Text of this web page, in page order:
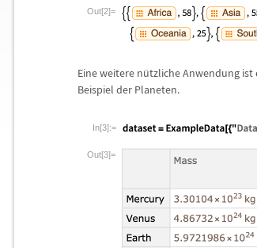
Out[2]=
Eine weitere nützliche Anwendung ist
Beispiel der Planeten.
In[3]:=
Out[3]=